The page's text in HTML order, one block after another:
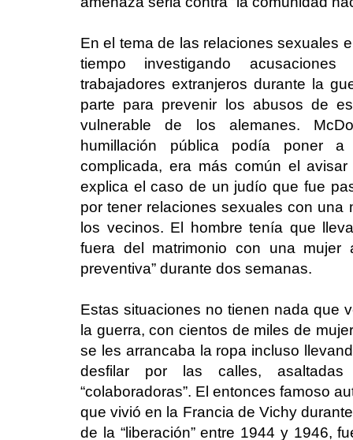
En el tema de las relaciones sexuales
tiempo investigando
trabajadores extranjeros durante la
parte para prevenir los abusos de
vulnerable de los alemanes.
humillación pública podía poner
complicada, era más común el
explica el caso de un judío que fue
por tener relaciones sexuales con una
los vecinos. El hombre tenía que
fuera del matrimonio con una mujer
preventiva” durante dos semanas.
Estas situaciones no tienen nada que
la guerra, con cientos de miles de
se les arrancaba la ropa incluso
desfilar por las calles,
“colaboradoras”. El entonces famoso
que vivió en la Francia de Vichy
de la “liberación” entre 1944 y 1946,